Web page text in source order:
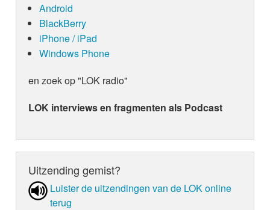
Android
BlackBerry
iPhone / iPad
Windows Phone
en zoek op "LOK radio"
LOK interviews en fragmenten als Podcast
Uitzending gemist?
Luister de uit­zen­din­gen van de LOK online
terug